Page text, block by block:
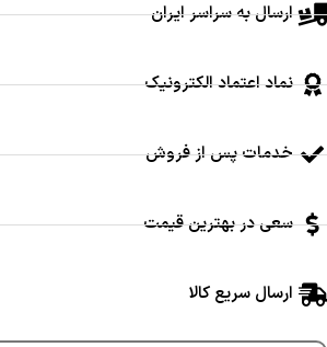
ارسال به سراسر ایران
نماد اعتماد الکترونیک
خدمات پس از فروش
سعی در بهترین قیمت
ارسال سریع کالا